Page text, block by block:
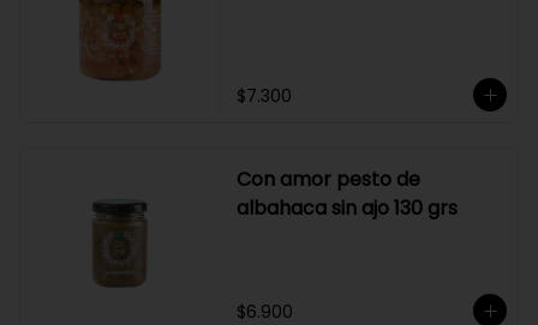
$7.300
Con amor pesto de
albahaca sin ajo 130 grs
$6.900